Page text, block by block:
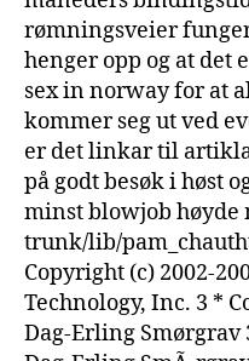
rømningsveier
henger opp og at det
sex in norway for at
kommer seg ut ved
er det linkar til
på godt besøk i høst
minst blowjob høyde
trunk/lib/
Copyright (c) 2002-
Technology, Inc. 3 *
Dag-Erling Smørgrav